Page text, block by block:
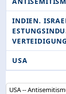
INDIEN.
VERTEIDIGUNG
USA
USA --